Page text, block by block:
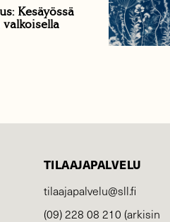
Kesäyössä
TILAAJAPALVELU
tilaajapalvelu@sll.fi
(09) 228 08 210 (arkisin